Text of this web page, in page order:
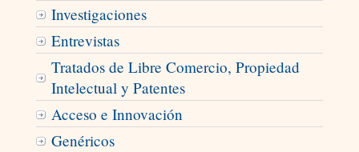
Investigaciones
Entrevistas
Tratados de Libre Comercio, Propiedad
Intelectual y Patentes
Acceso e Innovación
Genéricos